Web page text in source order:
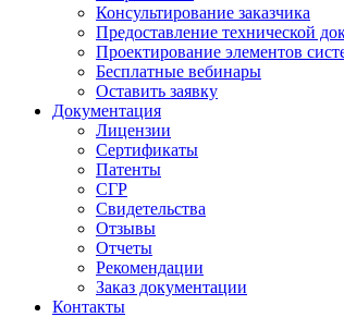
Консультирование заказчика
Предоставление технической
Проектирование элементов
Бесплатные вебинары
Оставить заявку
Документация
Лицензии
Сертификаты
Патенты
СГР
Свидетельства
Отзывы
Отчеты
Рекомендации
Заказ документации
Контакты